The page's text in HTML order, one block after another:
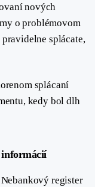
nových
o problémovom
splácate,
splácaní
kedy bol dlh
informácií
register